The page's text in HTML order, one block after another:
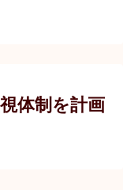
体制を計画